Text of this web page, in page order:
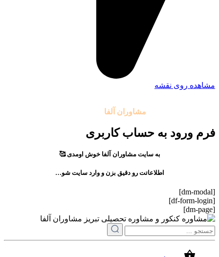
مشاهده روی نقشه
مشاوران آلفا
فرم ورود به حساب کاربری
به سایت مشاوران آلفا خوش اومدی 🥰
اطلاعاتت رو دقیق بزن و وارد سایت شو…
[dm-modal]
[df-form-login]
[dm-page]